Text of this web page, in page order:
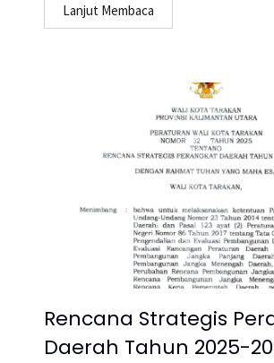
Lanjut Membaca
Rencana Strategis
Daerah Tahun 2025-